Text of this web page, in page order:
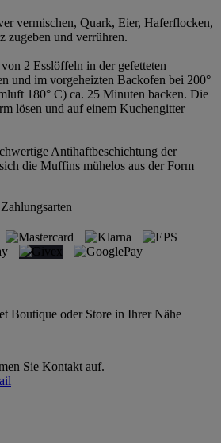
vermischen, Quark, Eier, Haferflocken,
zugeben und verrühren.
2 Esslöffeln in der gefetteten
und im vorgeheizten Backofen bei 200°
180° C) ca. 25 Minuten backen. Die
lösen und auf einem Kuchengitter
Antihaftbeschichtung der
die Muffins mühelos aus der Form
Boutique oder Store in Ihrer Nähe
Sie Kontakt auf.